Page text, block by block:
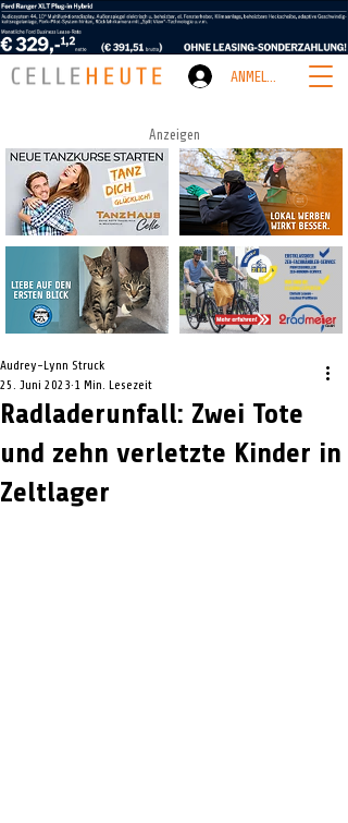
ANMELDEN
Anzeigen
Radladerunfall: Zwei Tote
und zehn verletzte Kinder in
Zeltlager
Audrey-Lynn Struck
25. Juni 2023 1 Min. Lesezeit